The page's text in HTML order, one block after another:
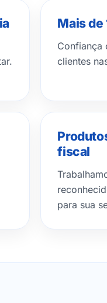
Mais de
Confiança
clientes
fiscal
para sua